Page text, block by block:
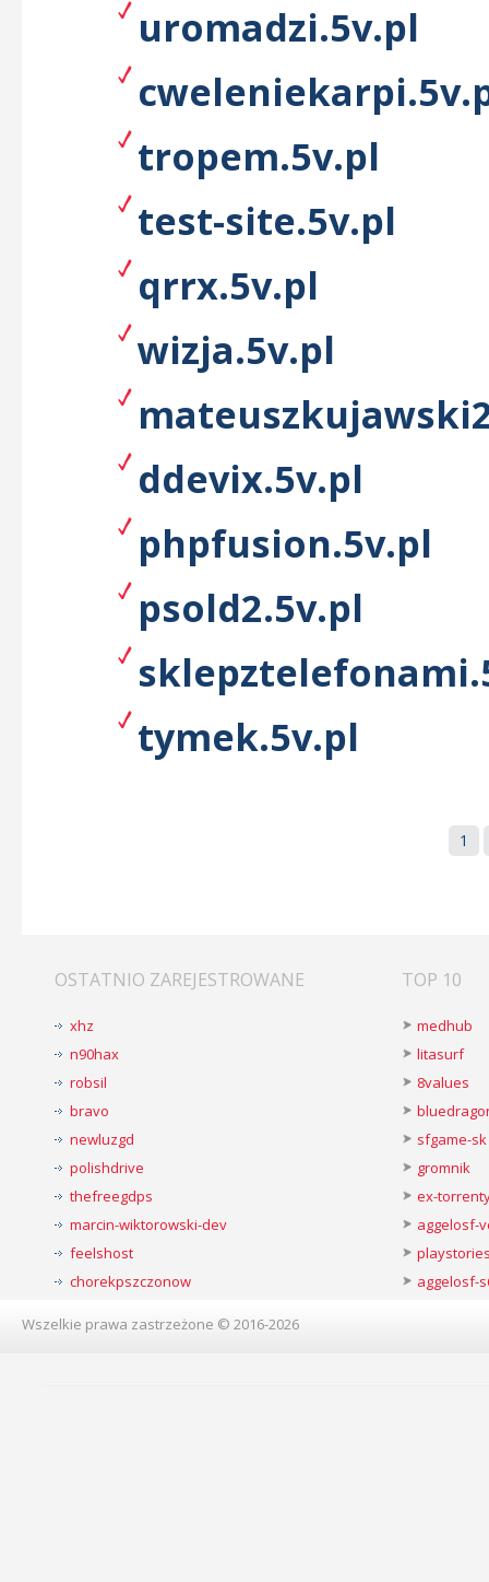
uromadzi.5v.pl
tropem.5v.pl
test-site.5v.pl
qrrx.5v.pl
wizja.5v.pl
ddevix.5v.pl
phpfusion.5v.pl
psold2.5v.pl
tymek.5v.pl
1
OSTATNIO ZAREJESTROWANE
xhz
n90hax
robsil
bravo
newluzgd
polishdrive
thefreegdps
marcin-wiktorowski-dev
feelshost
chorekpszczonow
TOP 10
medhub
litasurf
8values
sfgame-sk
gromnik
ex-
aggelosf-
aggelosf-
Wszelkie prawa zastrzeżone © 2016-2026